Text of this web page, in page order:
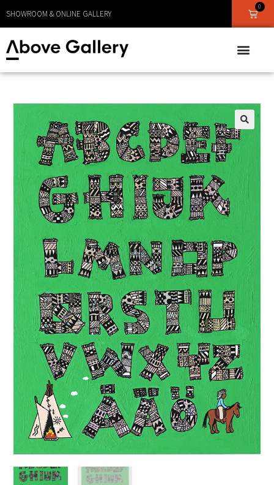
LEVERANS CA 1 - 3 DAGAR
0
🔍